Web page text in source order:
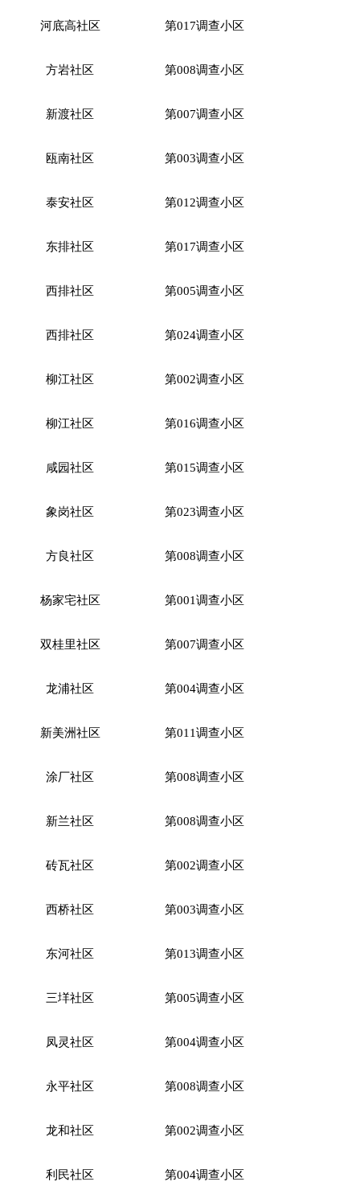
河底高社区 第017调查小区
方岩社区 第008调查小区
新渡社区 第007调查小区
瓯南社区 第003调查小区
泰安社区 第012调查小区
东排社区 第017调查小区
西排社区 第005调查小区
西排社区 第024调查小区
柳江社区 第002调查小区
柳江社区 第016调查小区
咸园社区 第015调查小区
象岗社区 第023调查小区
方良社区 第008调查小区
杨家宅社区 第001调查小区
双桂里社区 第007调查小区
龙浦社区 第004调查小区
新美洲社区 第011调查小区
涂厂社区 第008调查小区
新兰社区 第008调查小区
砖瓦社区 第002调查小区
西桥社区 第003调查小区
东河社区 第013调查小区
三垟社区 第005调查小区
凤灵社区 第004调查小区
永平社区 第008调查小区
龙和社区 第002调查小区
利民社区 第004调查小区